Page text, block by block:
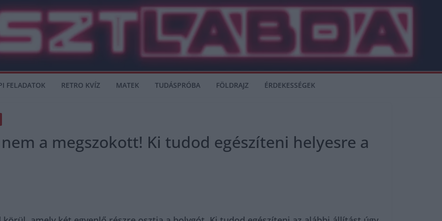
FELADATOK RETRO KVÍZ MATEK TUDÁSPRÓBA FÖLDRAJZ ÉRDEKESSÉGEK
a megszokott! Ki tudod egészíteni helyesre a